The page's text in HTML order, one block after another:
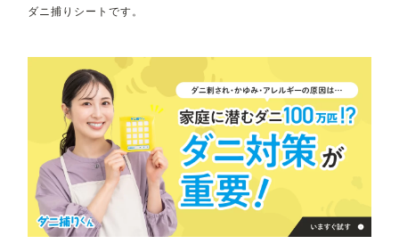
ダニ捕りシートです。